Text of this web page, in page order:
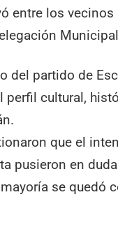
entre los
del partido de
perfil cultural,
que el
pusieron en
se quedó